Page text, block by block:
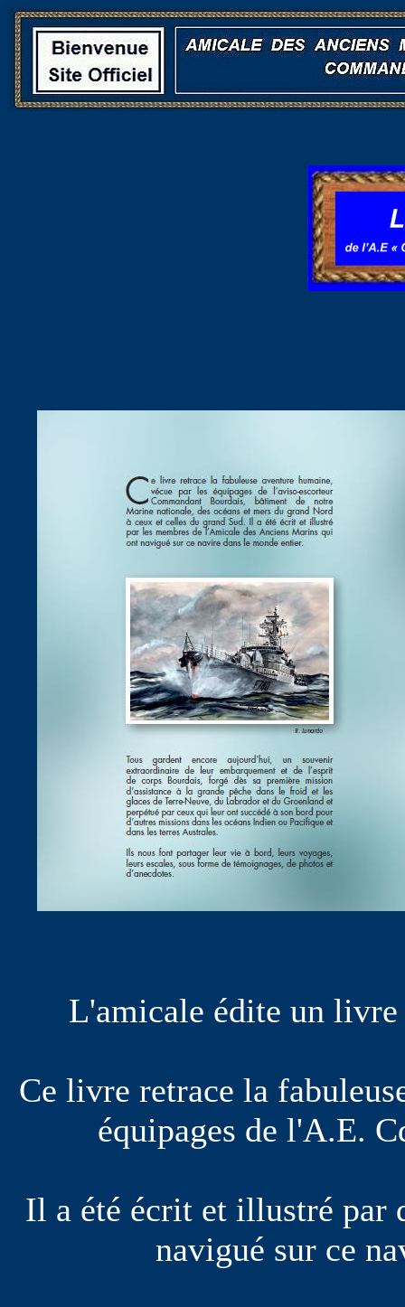
L'amicale édite un
Ce livre retrace la
équipages de l'A.E.
Il a été écrit et illustré par
navigué sur ce